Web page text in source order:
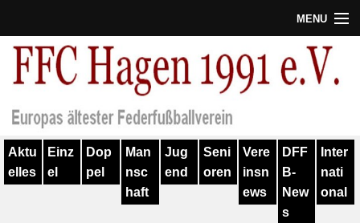
MENU
Termine
Verein
Geschichte
Aktu
elles
Einz
el
Dop
pel
Man
nsc
haft
Jug
end
Seni
oren
Vere
insn
ews
DFF
B-
New
s
Inter
nati
onal